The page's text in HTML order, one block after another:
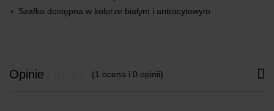
Szafka dostępna w kolorze białym i antracytowym
Opinie (1 ocena i 0 opinii)